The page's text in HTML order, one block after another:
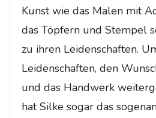
Kunst wie das Malen mit
das Töpfern und Stempel
zu ihren Leidenschaften.
Leidenschaften, den
und das Handwerk
hat Silke sogar das